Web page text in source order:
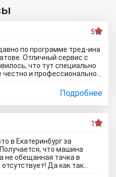
5
по программе тред-ина
Отличный сервис с
что тут специально
и профессионально.
тут в салоне. Для
не надо. Сделали
цену. Теперь буду
не сомневаюсь , что быстро
профессионалы.
Подробнее
1
в Екатеринбург за
что машина
не обещанная тачка в
Да как так